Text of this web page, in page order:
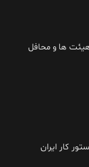
هیئت ها و محافل
کار ایران